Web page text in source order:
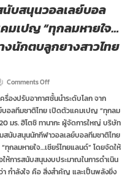
นับสนุนวอลเลย์บอล
มเปญ “ทุกลมหายใจ…
งนักตบลูกยางสาวไทย
Comments Offon
ได
กิ้น
เซลส์”
สนับสนุน
วอลเลย์บอล
ทีม
ชาติ
ไทย
รื่องปรับอากาศชั้นนำระดับโลก จาก
อลทีมชาติไทย เปิดตัวแคมเปญ “ทุกลม
มร. ฮิโตชิ ทานากะ ผู้จัดการใหญ่ บริษัท
มสนับสนุนนักกีฬาวอลเลย์บอลทีมชาติไทย
กลมหายใจ…เชียร์ไทยแลนด์” โดยจัดให้
ห้การสนับสนุนงบประมาณในการดำเนิน
า กำลังใจ คือ สิ่งสำคัญ และเป็นพลังยิ่ง